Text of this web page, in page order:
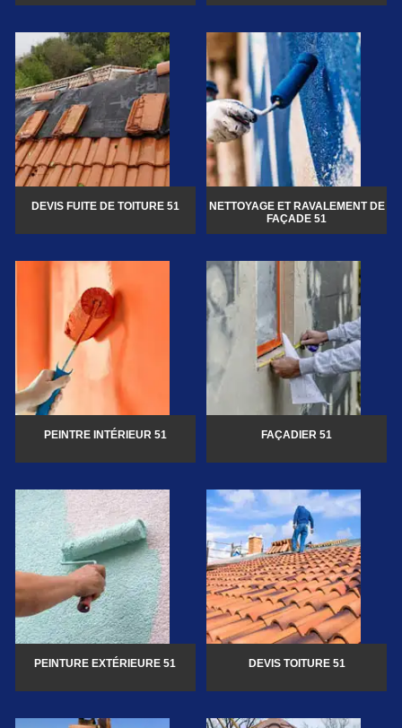
DEVIS FUITE DE TOITURE 51
NETTOYAGE ET RAVALEMENT DE
FAÇADE 51
PEINTRE INTÉRIEUR 51 FAÇADIER 51
PEINTURE EXTÉRIEURE 51 DEVIS TOITURE 51